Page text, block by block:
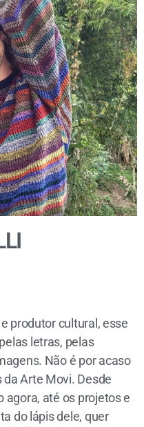
produtor cultural, esse
letras, pelas
Não é por acaso
Arte Movi. Desde
agora, até os projetos e
do lápis dele, quer